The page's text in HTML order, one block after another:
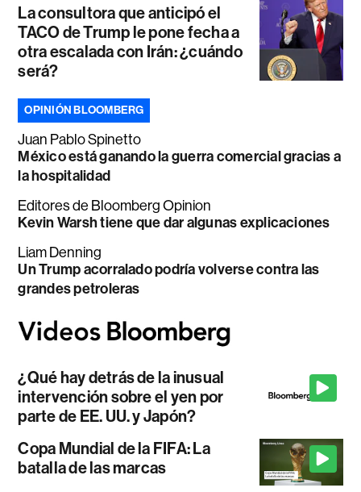
La consultora que anticipó el
TACO de Trump le pone fecha a
otra escalada con Irán: ¿cuándo
será?
OPINIÓN BLOOMBERG
Juan Pablo Spinetto
México está ganando la guerra comercial gracias a
la hospitalidad
Editores de Bloomberg Opinion
Kevin Warsh tiene que dar algunas explicaciones
Liam Denning
Un Trump acorralado podría volverse contra las
grandes petroleras
¿Qué hay detrás de la inusual
intervención sobre el yen por
parte de EE. UU. y Japón?
Copa Mundial de la FIFA: La
batalla de las marcas